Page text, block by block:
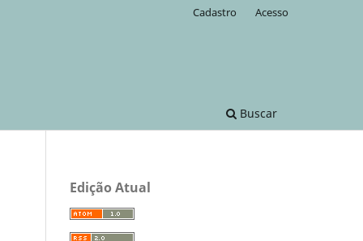
Buscar
Cadastro Acesso
Edição Atual